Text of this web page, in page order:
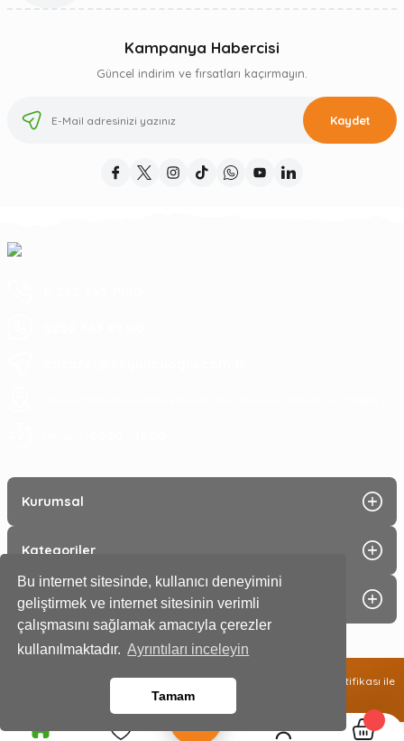
Bu internet sitesinde, kullanıcı deneyimini
geliştirmek ve internet sitesinin verimli
çalışmasını sağlamak amacıyla çerezler
kullanılmaktadır. Ayrıntıları inceleyin
Tamam
Kampanya Habercisi
Güncel indirim ve fırsatları kaçırmayın.
Kaydet
Kurumsal
Kategoriler
Alışveriş
2025 © Tüm hakları saklıdır. Kredi kartı bilgileriniz 256 bit SSL sertifikası ile
%100 güvende!
İKOMERS®/IdeaSoft®Premium Partner